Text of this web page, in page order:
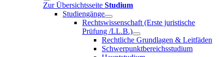
Zur Übersichtsseite Studium
Studiengänge
Rechtswissenschaft (Erste juristische
Prüfung /LL.B.)
Rechtliche Grundlagen & Leitfäden
Schwerpunktbereichsstudium